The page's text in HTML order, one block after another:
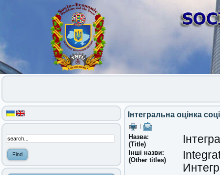
Інтегральна оцінка
Назва:
(Title)
Інші назви:
(Other titles)